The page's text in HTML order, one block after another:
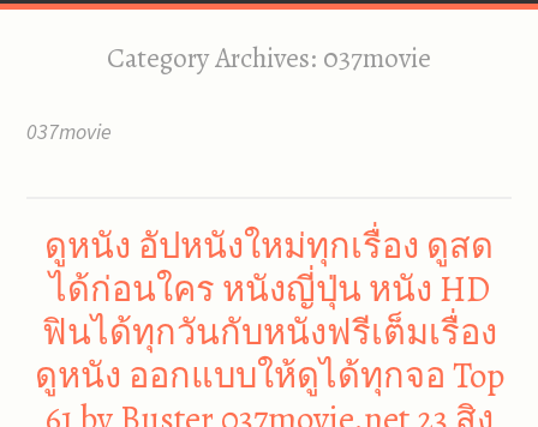
Category Archives: 037movie
037movie
ดูหนัง อัปหนังใหม่ทุกเรื่อง ดูสด
ได้ก่อนใคร หนังญี่ปุ่น หนัง HD
ฟินได้ทุกวันกับหนังฟรีเต็มเรื่อง
ดูหนัง ออกแบบให้ดูได้ทุกจอ Top